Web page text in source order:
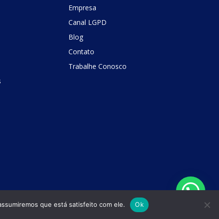
Empresa
Canal LGPD
Blog
Contato
Trabalhe Conosco
Política de Privacidade Fale Conosco
que está satisfeito com ele. Ok